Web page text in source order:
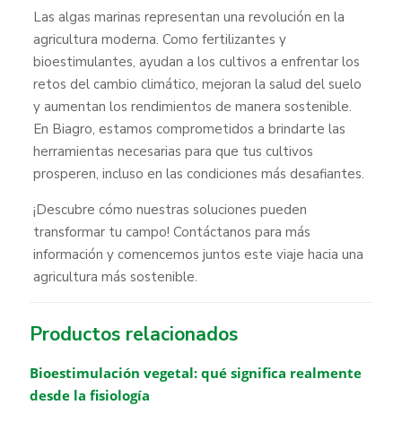
Las algas marinas representan una revolución en la
agricultura moderna. Como fertilizantes y
bioestimulantes, ayudan a los cultivos a enfrentar los
retos del cambio climático, mejoran la salud del suelo
y aumentan los rendimientos de manera sostenible.
En Biagro, estamos comprometidos a brindarte las
herramientas necesarias para que tus cultivos
prosperen, incluso en las condiciones más desafiantes.
¡Descubre cómo nuestras soluciones pueden
transformar tu campo! Contáctanos para más
información y comencemos juntos este viaje hacia una
agricultura más sostenible.
Productos relacionados
Bioestimulación vegetal: qué significa realmente
desde la fisiología